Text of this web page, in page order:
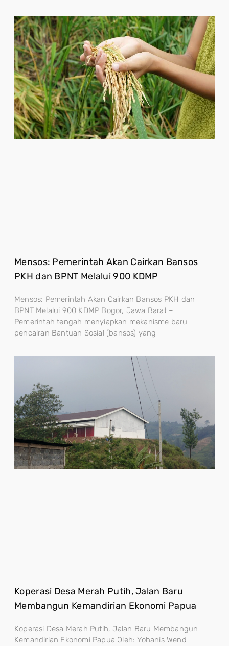
Mensos: Pemerintah Akan Cairkan Bansos
PKH dan BPNT Melalui 900 KDMP
Mensos: Pemerintah Akan Cairkan Bansos PKH dan
BPNT Melalui 900 KDMP Bogor, Jawa Barat –
Pemerintah tengah menyiapkan mekanisme baru
pencairan Bantuan Sosial (bansos) yang
Koperasi Desa Merah Putih, Jalan Baru
Membangun Kemandirian Ekonomi Papua
Koperasi Desa Merah Putih, Jalan Baru Membangun
Kemandirian Ekonomi Papua Oleh: Yohanis Wend